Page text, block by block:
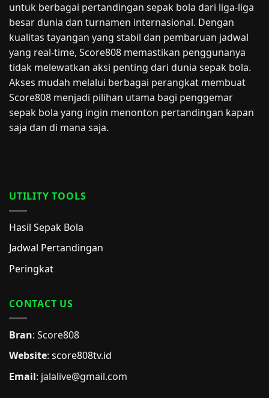
untuk berbagai pertandingan sepak bola dari liga-liga
besar dunia dan turnamen internasional. Dengan
kualitas tayangan yang stabil dan pembaruan jadwal
yang real-time, Score808 memastikan penggunanya
tidak melewatkan aksi penting dari dunia sepak bola.
Akses mudah melalui berbagai perangkat membuat
Score808 menjadi pilihan utama bagi penggemar
sepak bola yang ingin menonton pertandingan kapan
saja dan di mana saja.
UTILITY TOOLS
Hasil Sepak Bola
Jadwal Pertandingan
Peringkat
CONTACT US
Bran: Score808
Website: score808tv.id
Email: jalalive@gmail.com